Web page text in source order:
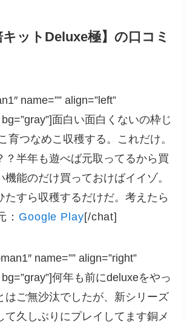
キットDeluxe極】の口コミ
name=”” align=”left”
bg=”gray”]面白い面白くないの枠じ
育つなめこ収穫する。これだけ。
？半年も遊べば元取ってるから買
機能のだけ買っておけばイイゾ。
たすら収穫するだけだ。考えたら
： Google Play[/chat]
name=”” align=”right”
何年も前にdeluxeをやっ
はご無沙汰でしたが、新シリーズ
て久しぶりにプレイしてます銅メ